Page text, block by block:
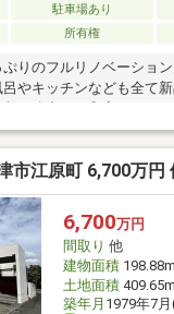
駐車場あり
所有権
ぷりのフルリノベーショ
やキッチンなども全て新
段の途中にも和室があっ
市江原町 6,700万円
6,700万円
間取り 他
建物面積198.88m
土地面積409.65m
築年月 1979年7